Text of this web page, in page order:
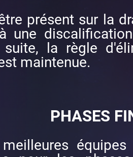
présent sur la
une
suite, la règle
maintenue.
PHASES